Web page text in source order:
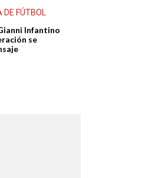
DE FÚTBOL
Infantino
se